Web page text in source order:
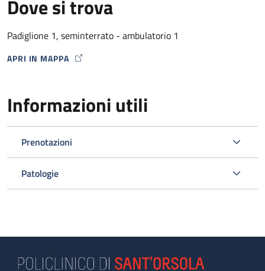
Dove si trova
Padiglione 1, seminterrato - ambulatorio 1
APRI IN MAPPA
MAP ICON
Informazioni utili
Prenotazioni
Patologie